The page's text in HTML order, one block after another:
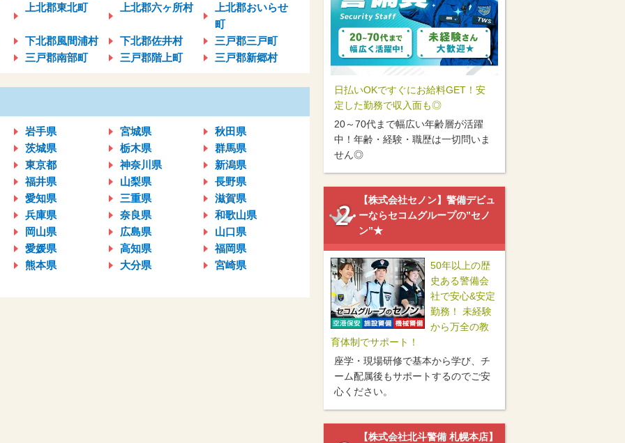
上北郡東北町 上北郡六ヶ所村
上北郡おいらせ
町
下北郡風間浦村 下北郡佐井村
三戸郡三戸町
三戸郡南部町 三戸郡階上町 三戸郡新郷村
岩手県 宮城県
秋田県
茨城県 栃木県
群馬県
東京都 神奈川県
新潟県
福井県 山梨県
長野県
愛知県 三重県
滋賀県
兵庫県 奈良県
和歌山県
岡山県 広島県
山口県
愛媛県 高知県
福岡県
熊本県 大分県
宮崎県
日払いOKですぐにお給料GET！安
定した勤務で収入面も◎
20～70代まで幅広い年齢層が活躍
中！年齢・経験・職歴は一切問いま
せん◎
【株式会社セノン】警備デビュ
ーならセコムグループの”セノ
ン”★
50年以上の歴
史ある警備会
社で安心&安定
勤務！ 未経験
から万全の教
育体制でサポート！
座学・現場研修で基本から学び、チ
ーム配属後もサポートするのでご安
心ください。
【株式会社北斗警備 札幌本店】